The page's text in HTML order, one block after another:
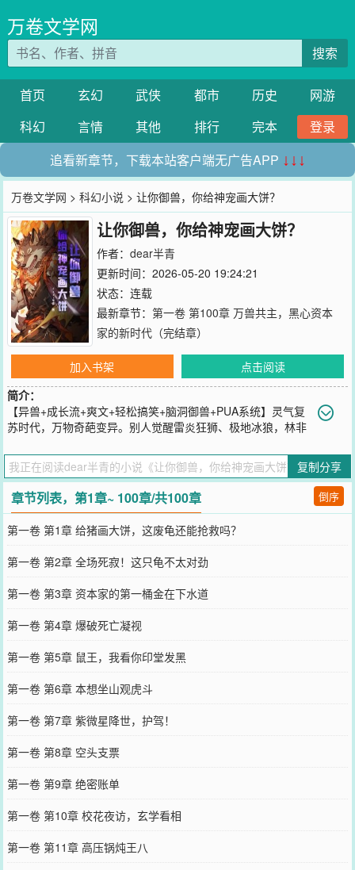
万卷文学网
搜索
首页 玄幻 武侠 都市 历史
网游
科幻
言情 其他 排行 完本
登录
追看新章节，下载本站客户端无广告APP ↓↓↓
万卷文学网 >科幻小说 > 让你御兽，你给神宠画大饼？
让你御兽，你给神宠画大饼？
作者： dear半青
更新时间：2026-05-20 19:24:21
状态：连载
最新章节： 第一卷 第100章 万兽共主，黑心资本
家的新时代（完结章）
加入书架
点击阅读
简介：
【异兽+成长流+爽文+轻松搞笑+脑洞御兽+PUA系统】灵气复
苏时代，万物奇葩变异。别人觉醒雷炎狂狮、极地冰狼，林非
“兽语话疗系统”激活！打不过？没关系！林非凡当场化身传销头子：
“小王八，看到那只三头地狱犬了吗？只要你敢咬，明天的王座就是你
的！听懂掌声！”隔天，校园御兽大赛上，绿毛龟一口咬碎了校花的三
阶狂化巨熊，全场死寂。紧接着，流浪的哈士奇被忽悠成了吞月天
狼，下水道的老鼠被PUA成了暗影刺客……眼看他的“奇葩打工兽”团
队越来越庞大，连隔壁禁区里的灭世级深渊骨龙都开始怀疑龙生……
林非凡叹了口气：下一个，该去忽悠哪个神明了呢？
您要是觉得《 让你御兽，你给神宠画大饼？
向您QQ群和微博微信里的朋友推荐哦！
复制分享
章节列表，第1章~ 100章/共100章 倒序
第一卷 第1章 给猪画大饼，这废龟还能抢救吗？
第一卷 第2章 全场死寂！这只龟不太对劲
第一卷 第3章 资本家的第一桶金在下水道
第一卷 第4章 爆破死亡凝视
第一卷 第5章 鼠王，我看你印堂发黑
第一卷 第6章 本想坐山观虎斗
第一卷 第7章 紫微星降世，护驾！
第一卷 第8章 空头支票
第一卷 第9章 绝密账单
第一卷 第10章 校花夜访，玄学看相
第一卷 第11章 高压锅炖王八